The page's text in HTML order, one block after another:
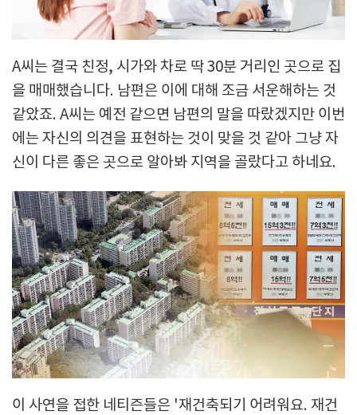
A씨는 결국 친정, 시가와 차로 딱 30분 거리인 곳으로 집
을 매매했습니다. 남편은 이에 대해 조금 서운해하는 것
같았죠. A씨는 예전 같으면 남편의 말을 따랐겠지만 이번
에는 자신의 의견을 표현하는 것이 맞을 것 같아 그냥 자
신이 다른 좋은 곳으로 알아봐 지역을 골랐다고 하네요.
이 사연을 접한 네티즌들은 '재건축되기 어려워요. 재건